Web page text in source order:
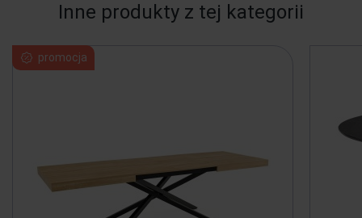
Inne produkty z tej kategorii
promocja